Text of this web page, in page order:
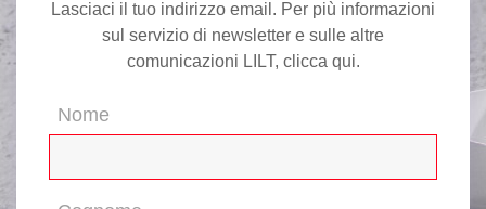
Lasciaci il tuo indirizzo email. Per più informazioni
sul servizio di newsletter e sulle altre
comunicazioni LILT, clicca qui.
Nome